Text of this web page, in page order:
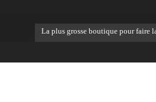
La plus grosse boutique pour faire